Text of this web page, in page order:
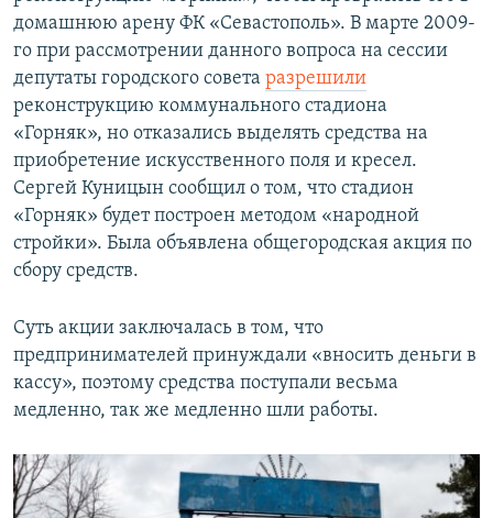
домашнюю арену ФК «Севастополь». В марте 2009-
го при рассмотрении данного вопроса на сессии
депутаты городского совета разрешили
реконструкцию коммунального стадиона
«Горняк», но отказались выделять средства на
приобретение искусственного поля и кресел.
Сергей Куницын сообщил о том, что стадион
«Горняк» будет построен методом «народной
стройки». Была объявлена общегородская акция по
сбору средств.
Суть акции заключалась в том, что
предпринимателей принуждали «вносить деньги в
кассу», поэтому средства поступали весьма
медленно, так же медленно шли работы.